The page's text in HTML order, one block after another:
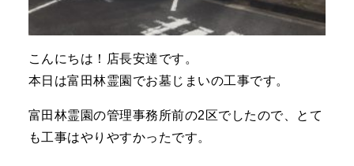
こんにちは！店長安達です。
本日は富田林霊園でお墓じまいの工事です。
富田林霊園の管理事務所前の2区でしたので、とて
も工事はやりやすかったです。